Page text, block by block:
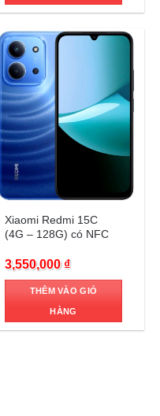
Trả góp 0%
Xiaomi Redmi 15C
(4G – 128G) có NFC
3,550,000 ₫
THÊM VÀO GIỎ
HÀNG